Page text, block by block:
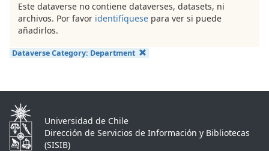
Este dataverse no contiene dataverses, datasets, ni
archivos. Por favor identifíquese para ver si puede
añadirlos.
Dataverse Category: Department
Universidad de Chile
Dirección de Servicios de Información y Bibliotecas
(SISIB)